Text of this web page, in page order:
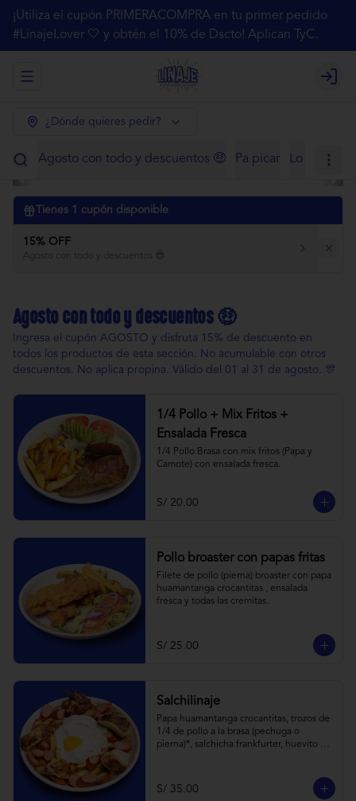
¡Utiliza el cupón PRIMERACOMPRA en tu primer pedido
#LinajeLover 🤍 y obtén el 10% de Dscto! Aplican TyC.
Abrir menu de navegación Login
¿Dónde quieres pedir?
Agosto con todo y descuentos 🤑 Pa picar Lo de
Tienes 1 cupón disponible
15% OFF
Agosto con todo y descuentos 😎
Agosto con todo y descuentos 🤑
Ingresa el cupón AGOSTO y disfruta 15% de descuento en
todos los productos de esta sección. No acumulable con otros
descuentos. No aplica propina. Válido del 01 al 31 de agosto. 🎊
1/4 Pollo + Mix Fritos +
Ensalada Fresca
1/4 Pollo Brasa con mix fritos (Papa y
Camote) con ensalada fresca.
S/ 20.00
Pollo broaster con papas fritas
Filete de pollo (pierna) broaster con papa
huamantanga crocantitas , ensalada
fresca y todas las cremitas.
S/ 25.00
Salchilinaje
Papa huamantanga crocantitas, trozos de
1/4 de pollo a la brasa (pechuga o
pierna)*, salchicha frankfurter, huevito
o pierna es sujeta a stock.
S/ 35.00